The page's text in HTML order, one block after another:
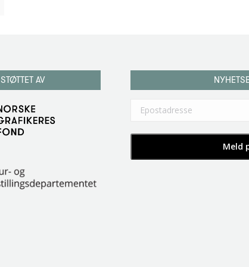
STØTTET AV